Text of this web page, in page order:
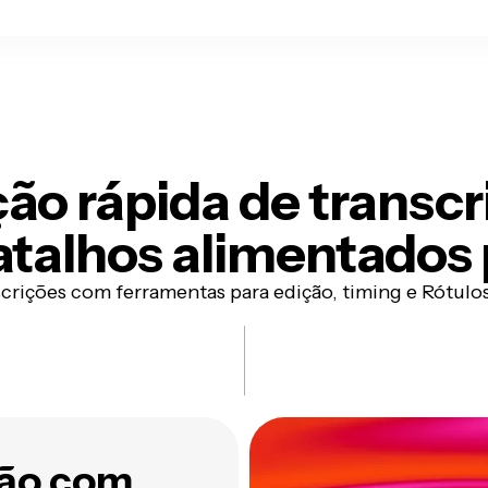
rápida de
alimentados
com ferramentas para edição, timing e